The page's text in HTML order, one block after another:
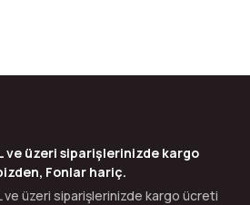
ve üzeri siparişlerinizde kargo
Fonlar hariç.
ve üzeri siparişlerinizde kargo ücreti